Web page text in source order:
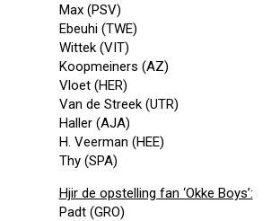
Max (PSV)
Ebeuhi (TWE)
Wittek (VIT)
Koopmeiners (AZ)
Vloet (HER)
Van de Streek (UTR)
Haller (AJA)
H. Veerman (HEE)
Thy (SPA)
Hjir de opstelling fan ‘Okke Boys’:
Padt (GRO)